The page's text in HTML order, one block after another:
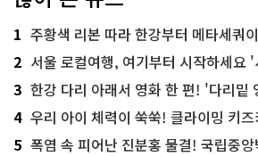
1 주황색 리본 따라 한강부터 메타세쿼이아 숲길
2 서울 로컬여행, 여기부터 시작하세요
3 한강 다리 아래서 영화 한 편! '다리밑
4 우리 아이 체력이 쑥쑥! 클라이밍 키즈
5 폭염 속 피어난 진분홍 물결! 국립중